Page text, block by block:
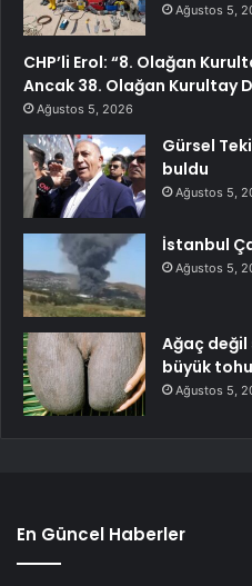
Ağustos 5,
CHP’li Erol: “8. Olağan
Ancak 38. Olağan Kurultay
Ağustos 5, 2026
Gürsel
buldu
Ağustos 5,
İstanbul
Ağustos 5,
Ağaç değil
büyük
Ağustos 5,
En Güncel Haberler